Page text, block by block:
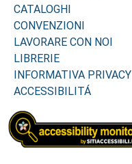
CATALOGHI
CONVENZIONI
LAVORARE CON NOI
LIBRERIE
INFORMATIVA PRIVACY
ACCESSIBILITÁ